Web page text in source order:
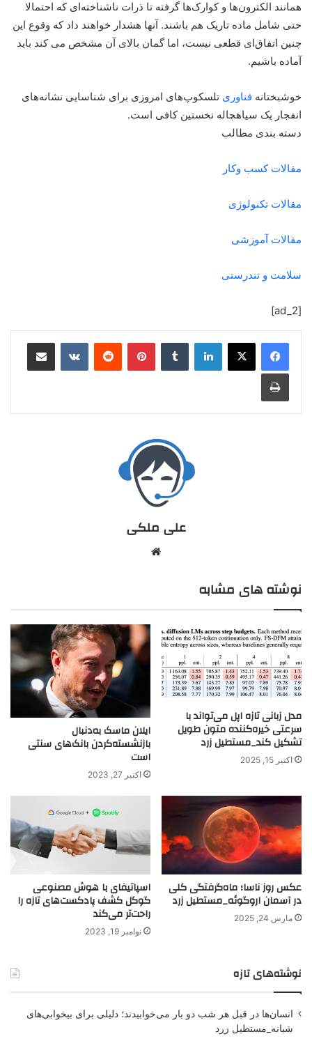
همانند الکترون‌ها و کوارک‌ها گرفته تا ذرات ناشناخته‌ای که احتمالا
حتی شامل ماده تاریک هم باشند. آنها هشدار خواهند داد که وقوع این
چنین اتفاق‌ای قطعی نیست، اما گمان بالای آن مشخص می کند باید
آماده باشیم.
خوشبختانه فناوری تلسکوپ‌های امروزی برای شناسایی نشانه‌های
انفجار یک سیاهچاله نخستین کافی است.
دسته بندی مطالب
مقالات کسب وکار
مقالات تکنولوژی
مقالات آموزشی
سلامت و تندرستی
[ad_2]
علی ملکی
نوشته های مشابه
مدل زبانی تازه اپل می‌تواند با
سرعتی خیره‌کننده متون طویل
تشکیل کند_مستطیل زرد
اکتبر 15, 2025
ایلان ماسک به‌دنبال
بازنشسته‌کردن بانک‌های سنتی
است
اکتبر 27, 2023
عکس روز ناسا؛ ماه‌گرفتگی کلی
در آسمان اروگوئه_مستطیل زرد
مارس 24, 2025
اسپاتیفای با هوش مصنوعی
گوگل کشف پادکست‌های تازه را
راحت‌تر می‌کند
نوامبر 19, 2023
نوشته‌های تازه
انسان‌ها در قبل هر شب دو بار می‌خوابیدند؛ دلیلی برای بیخوابی‌های
شبانه_مستطیل زرد